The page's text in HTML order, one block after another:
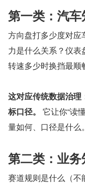
第一类：汽车
方向盘打多少度对应
力是什么关系？仪
转速多少时换挡最顺
这对应传统数据治
标口径。
它让你“读
量如何、口径是什么。
第二类：业务
赛道规则是什么（不